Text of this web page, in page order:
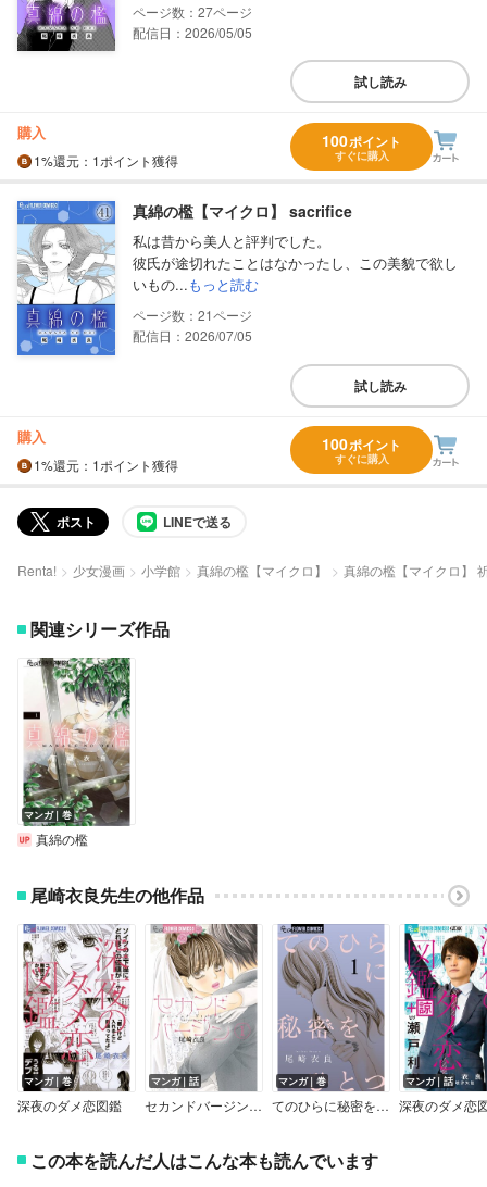
27
配信日：2026/05/05
試し読み
購入
1%還元 ：1ポイント獲得
100ポイント
すぐに購入
真綿の檻【マイクロ】 sacrifice
私は昔から美人と評判でした。
彼氏が途切れたことはなかったし、この美貌で欲し
いもの...もっと読む
21
配信日：2026/07/05
試し読み
購入
1%還元 ：1ポイント獲得
100ポイント
すぐに購入
ポスト LINEで送る
Renta! 少女漫画 小学館 真綿の檻【マイクロ】 真綿の檻【マイクロ】
関連シリーズ作品
マンガ｜巻
真綿の檻
尾崎衣良先生の他作品
マンガ｜巻
深夜のダメ恋図鑑
マンガ｜話
セカンドバージン【マイクロ】
マンガ｜巻
てのひらに秘密をひとつ
マンガ｜話
この本を読んだ人はこんな本も読んでいます